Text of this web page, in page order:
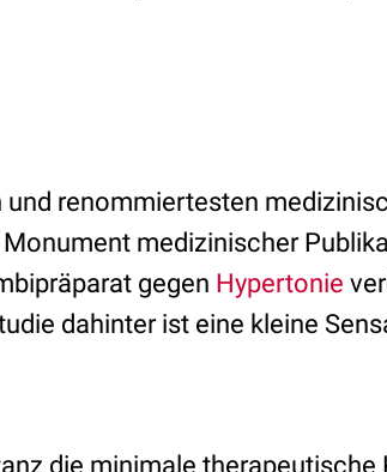
und renommiertesten
medizinischer
gegen Hypertonie
dahinter ist eine kleine
die minimale